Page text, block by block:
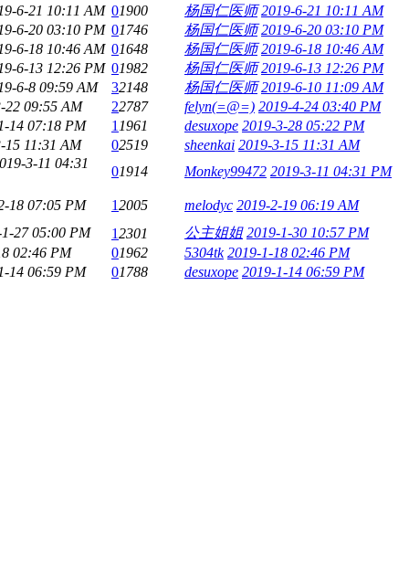
6-21 10:11 AM 01900 杨国仁医师 2019-6-21 10:11 AM
6-20 03:10 PM 01746 杨国仁医师 2019-6-20 03:10 PM
6-18 10:46 AM 01648 杨国仁医师 2019-6-18 10:46 AM
6-13 12:26 PM 01982 杨国仁医师 2019-6-13 12:26 PM
6-8 09:59 AM
32148 杨国仁医师 2019-6-10 11:09 AM
22 09:55 AM
22787 felyn(=@=) 2019-4-24 03:40 PM
14 07:18 PM
1 1961 desuxope 2019-3-28 05:22 PM
15 11:31 AM
02519 sheenkai 2019-3-15 11:31 AM
3-11 04:31
01914 Monkey99472 2019-3-11 04:31 PM
18 07:05 PM 12005 melodyc 2019-2-19 06:19 AM
27 05:00 PM
12301 公主姐姐 2019-1-30 10:57 PM
02:46 PM
01962 5304tk 2019-1-18 02:46 PM
14 06:59 PM
01788 desuxope 2019-1-14 06:59 PM